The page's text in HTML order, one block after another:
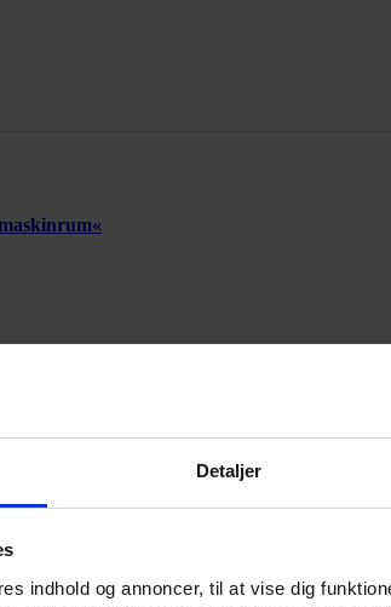
Detaljer
indhold og annoncer, til at vise dig
Annonce